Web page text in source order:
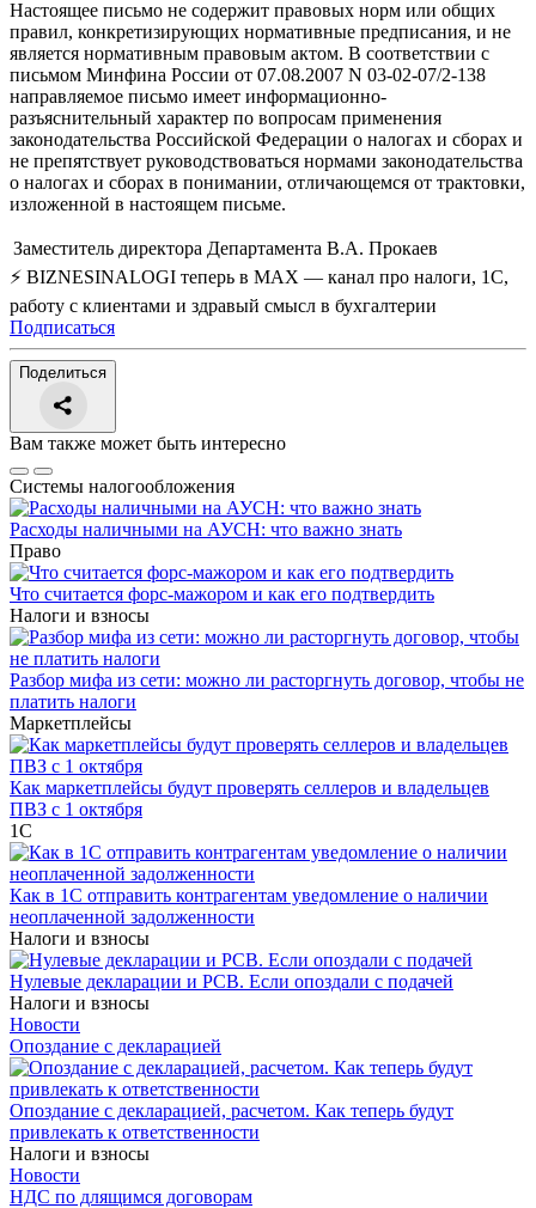
Настоящее письмо не содержит правовых норм или общих
правил, конкретизирующих нормативные предписания, и не
является нормативным правовым актом. В соответствии с
письмом Минфина России от 07.08.2007 N 03-02-07/2-138
направляемое письмо имеет информационно-
разъяснительный характер по вопросам применения
законодательства Российской Федерации о налогах и сборах и
не препятствует руководствоваться нормами законодательства
о налогах и сборах в понимании, отличающемся от трактовки,
изложенной в настоящем письме.
Заместитель директора Департамента В.А. Прокаев
⚡ BIZNESINALOGI теперь в MAX — канал про налоги, 1С,
работу с клиентами и здравый смысл в бухгалтерии
Подписаться
Поделиться
Вам также может быть интересно
Системы налогообложения
Расходы наличными на АУСН: что важно знать
Право
Что считается форс-мажором и как его подтвердить
Налоги и взносы
Разбор мифа из сети: можно ли расторгнуть договор, чтобы не
платить налоги
Маркетплейсы
Как маркетплейсы будут проверять селлеров и владельцев
ПВЗ с 1 октября
1С
Как в 1С отправить контрагентам уведомление о наличии
неоплаченной задолженности
Налоги и взносы
Нулевые декларации и РСВ. Если опоздали с подачей
Налоги и взносы
Новости
Опоздание с декларацией
Опоздание с декларацией, расчетом. Как теперь будут
привлекать к ответственности
Налоги и взносы
Новости
НДС по длящимся договорам